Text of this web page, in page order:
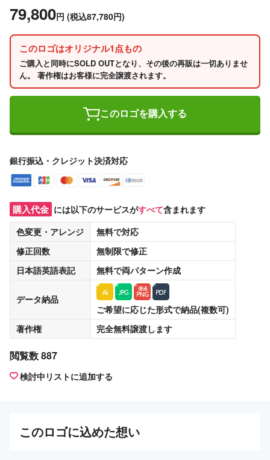
79,800円 (税込87,780円)
このロゴはオリジナル1点もの
ご購入と同時にSOLD OUTとなり、その後の再販は一切ありませ
ん。 著作権はお客様に完全譲渡されます。
このロゴを購入する
銀行振込・クレジット決済対応
購入代金 には以下のサービスがすべて含まれます
色変更・アレンジ
無料で対応
修正回数
無制限で修正
日本語英語表記
無料で両パターン作成
データ納品
ご希望に応じた形式で納品(複数可)
著作権
完全無料譲渡します
閲覧数 887
検討中リストに追加する
このロゴに込めた想い